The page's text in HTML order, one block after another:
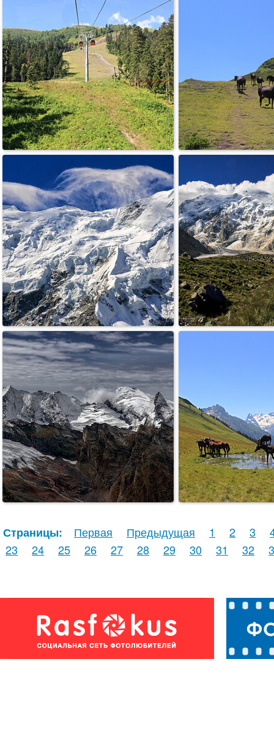
Страницы: Первая Предыдущая 1 2 3
23
24 25 26 27 28 29 30 31 32